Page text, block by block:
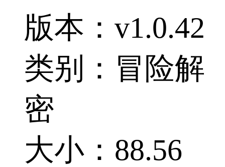
版本：v1.0.42
类别：冒险解
密
大小：88.56